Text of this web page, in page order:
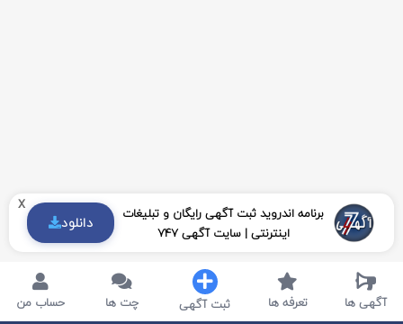
x
برنامه اندروید ثبت آگهی رایگان و تبلیغات
اینترنتی | سایت آگهی 747
دانلود
آگهی ها تعرفه ها ثبت آگهی چت ها حساب من